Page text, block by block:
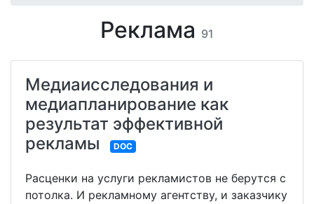
Реклама 91
Медиаисследования и
медиапланирование как
результат эффективной
рекламы
DOC
Расценки на услуги рекламистов не берутся с
потолка. И рекламному агентству, и заказчику